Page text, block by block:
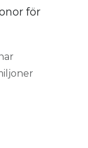
för